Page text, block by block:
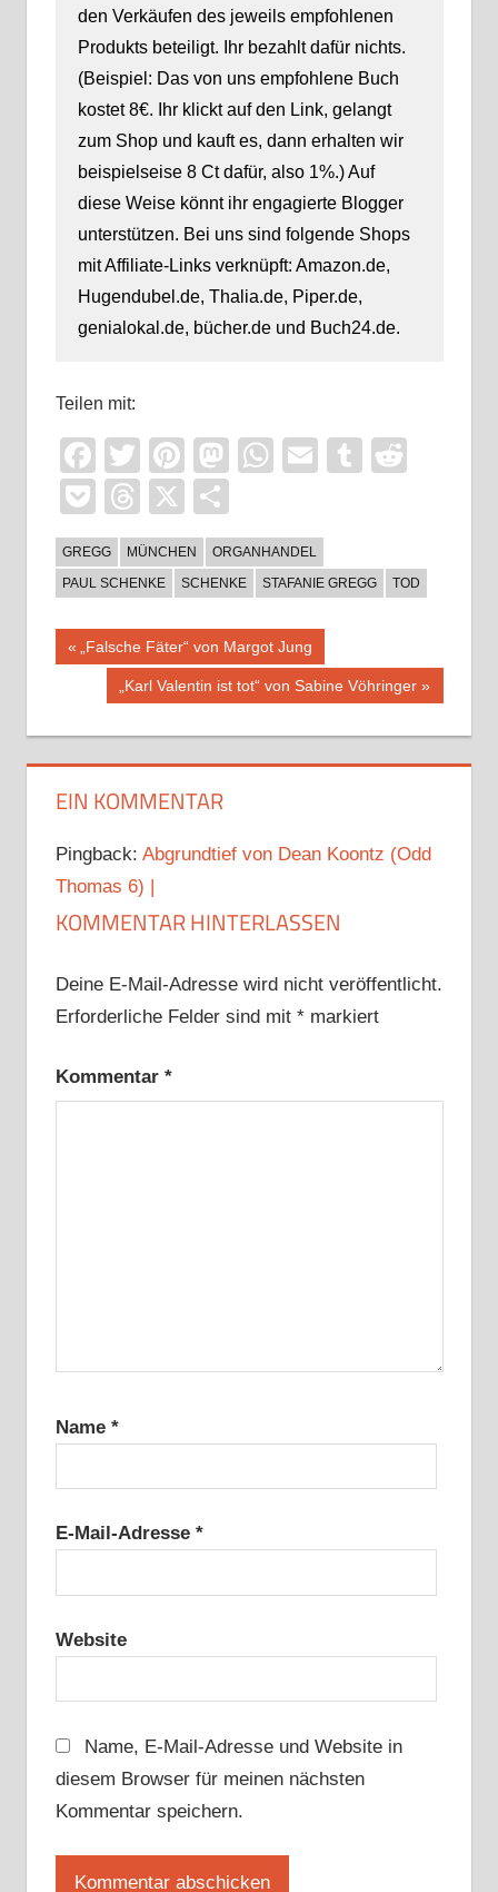
den Verkäufen des jeweils empfohlenen
Produkts beteiligt. Ihr bezahlt dafür nichts.
(Beispiel: Das von uns empfohlene Buch
kostet 8€. Ihr klickt auf den Link, gelangt
zum Shop und kauft es, dann erhalten wir
beispielseise 8 Ct dafür, also 1%.) Auf
diese Weise könnt ihr engagierte Blogger
unterstützen. Bei uns sind folgende Shops
mit Affiliate-Links verknüpft: Amazon.de,
Hugendubel.de, Thalia.de, Piper.de,
genialokal.de, bücher.de und Buch24.de.
Teilen mit:
Facebook
TwitterPinterest
Mastodon
WhatsApp
EmailTumblr
PocketThreads
X
GREGG MÜNCHEN
ORGANHANDEL
PAUL SCHENKE
SCHENKE STAFANIE GREGG TOD
Beitragsnavigation
Vorheriger
Beitrag:
„Falsche Fäter“ von Margot Jung
Nächster
„Karl Valentin ist tot“ von Sabine Vöhringer
EIN KOMMENTAR
Pingback: Abgrundtief von Dean Koontz (Odd
Thomas 6) |
KOMMENTAR HINTERLASSEN
Deine E-Mail-Adresse wird nicht veröffentlicht.
Erforderliche Felder sind mit *markiert
Kommentar *
Name *
E-Mail-Adresse *
Website
Name, E-Mail-Adresse und Website in
diesem Browser für meinen nächsten
Kommentar speichern.